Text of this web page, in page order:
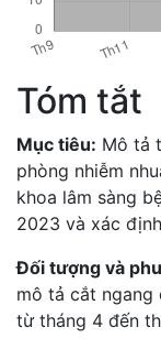
Tóm tắt
Mục tiêu: Mô tả
phòng nhiễm
khoa lâm sàng
2023 và xác
Đối tượng và
mô tả cắt
từ tháng 4 đến